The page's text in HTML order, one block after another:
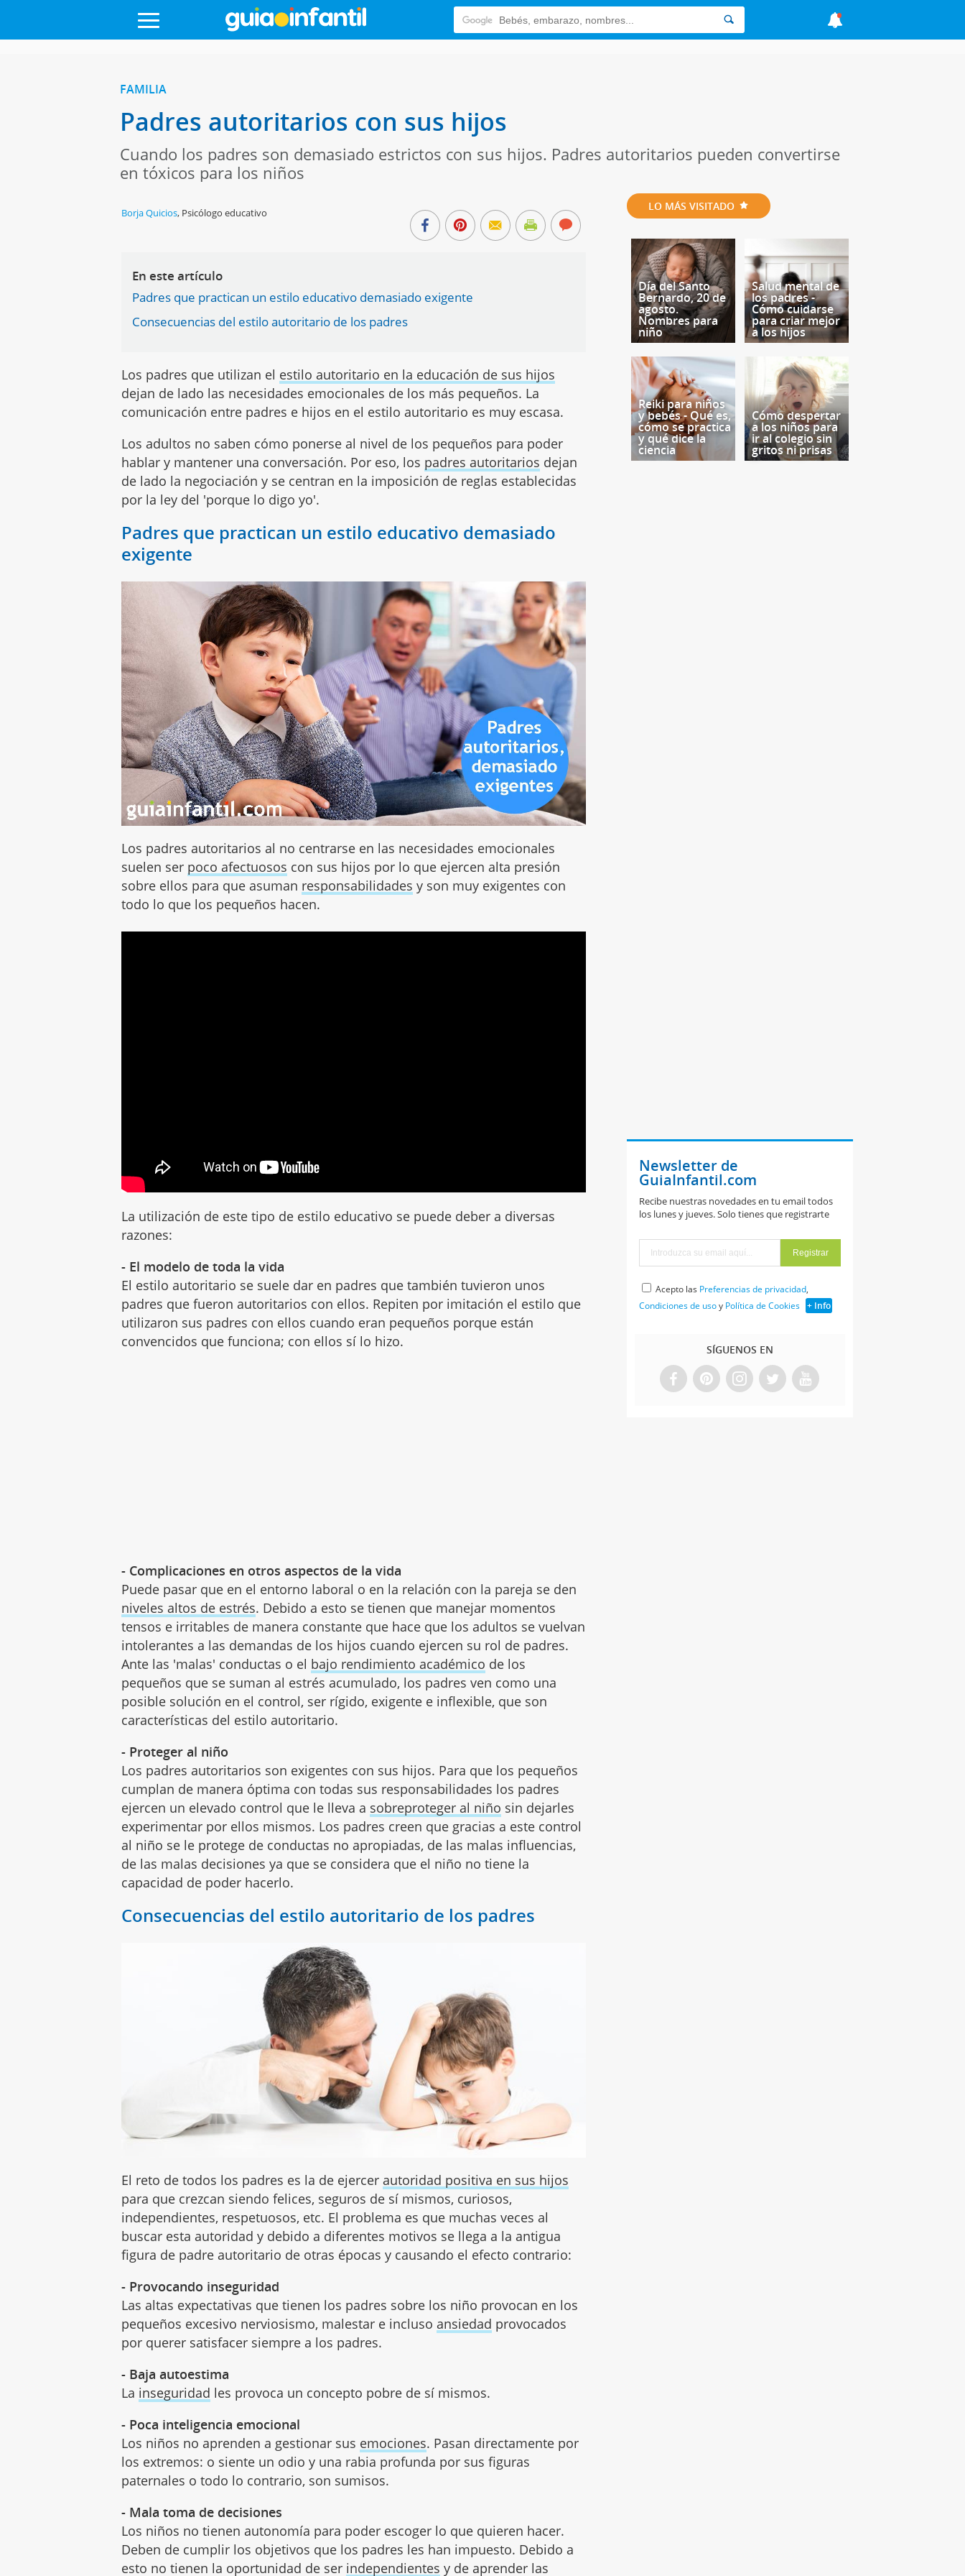
FAMILIA
Padres autoritarios con sus hijos
Cuando los padres son demasiado estrictos con sus hijos. Padres autoritarios pueden convertirse
en tóxicos para los niños
Borja Quicios, Psicólogo educativo
En este artículo
Padres que practican un estilo educativo demasiado exigente
Consecuencias del estilo autoritario de los padres
Los padres que utilizan el estilo autoritario en la educación de sus hijos
dejan de lado las necesidades emocionales de los más pequeños. La
comunicación entre padres e hijos en el estilo autoritario es muy escasa.
Los adultos no saben cómo ponerse al nivel de los pequeños para poder
hablar y mantener una conversación. Por eso, los padres autoritarios dejan
de lado la negociación y se centran en la imposición de reglas establecidas
por la ley del 'porque lo digo yo'.
Padres que practican un estilo educativo demasiado
exigente
Los padres autoritarios al no centrarse en las necesidades emocionales
suelen ser poco afectuosos con sus hijos por lo que ejercen alta presión
sobre ellos para que asuman responsabilidades y son muy exigentes con
todo lo que los pequeños hacen.
La utilización de este tipo de estilo educativo se puede deber a diversas
razones:
- El modelo de toda la vida
El estilo autoritario se suele dar en padres que también tuvieron unos
padres que fueron autoritarios con ellos. Repiten por imitación el estilo que
utilizaron sus padres con ellos cuando eran pequeños porque están
convencidos que funciona; con ellos sí lo hizo.
- Complicaciones en otros aspectos de la vida
Puede pasar que en el entorno laboral o en la relación con la pareja se den
niveles altos de estrés. Debido a esto se tienen que manejar momentos
tensos e irritables de manera constante que hace que los adultos se vuelvan
intolerantes a las demandas de los hijos cuando ejercen su rol de padres.
Ante las 'malas' conductas o el bajo rendimiento académico de los
pequeños que se suman al estrés acumulado, los padres ven como una
posible solución en el control, ser rígido, exigente e inflexible, que son
características del estilo autoritario.
- Proteger al niño
Los padres autoritarios son exigentes con sus hijos. Para que los pequeños
cumplan de manera óptima con todas sus responsabilidades los padres
ejercen un elevado control que le lleva a sobreproteger al niño sin dejarles
experimentar por ellos mismos. Los padres creen que gracias a este control
al niño se le protege de conductas no apropiadas, de las malas influencias,
de las malas decisiones ya que se considera que el niño no tiene la
capacidad de poder hacerlo.
Consecuencias del estilo autoritario de los padres
El reto de todos los padres es la de ejercer autoridad positiva en sus hijos
para que crezcan siendo felices, seguros de sí mismos, curiosos,
independientes, respetuosos, etc. El problema es que muchas veces al
buscar esta autoridad y debido a diferentes motivos se llega a la antigua
figura de padre autoritario de otras épocas y causando el efecto contrario:
- Provocando inseguridad
Las altas expectativas que tienen los padres sobre los niño provocan en los
pequeños excesivo nerviosismo, malestar e incluso ansiedad provocados
por querer satisfacer siempre a los padres.
- Baja autoestima
La inseguridad les provoca un concepto pobre de sí mismos.
- Poca inteligencia emocional
Los niños no aprenden a gestionar sus emociones. Pasan directamente por
los extremos: o siente un odio y una rabia profunda por sus figuras
paternales o todo lo contrario, son sumisos.
- Mala toma de decisiones
Los niños no tienen autonomía para poder escoger lo que quieren hacer.
Deben de cumplir los objetivos que los padres les han impuesto. Debido a
esto no tienen la oportunidad de ser independientes y de aprender las
LO MÁS VISITADO
Día del Santo
Bernardo, 20 de
agosto.
Nombres para
niño
Salud mental de
los padres -
Cómo cuidarse
para criar mejor
a los hijos
Reiki para niños
y bebés - Qué es,
cómo se practica
y qué dice la
ciencia
Cómo despertar
a los niños para
ir al colegio sin
gritos ni prisas
Newsletter de
GuiaInfantil.com
Recibe nuestras novedades en tu email todos
los lunes y jueves. Solo tienes que registrarte
Acepto las Preferencias de privacidad,
Condiciones de usoy Política de Cookies + Info
SÍGUENOS EN